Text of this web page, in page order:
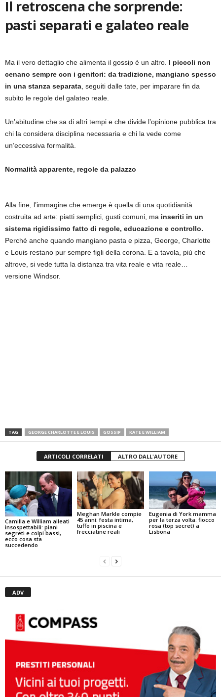
Il retroscena che sorprende:
pasti separati e galateo reale
Ma il vero dettaglio che alimenta il gossip è un altro. I piccoli non
cenano sempre con i genitori: da tradizione, mangiano spesso
in una stanza separata , seguiti dalle tate, per imparare fin da
subito le regole del galateo reale.
Un’abitudine che sa di altri tempi e che divide l’opinione pubblica tra
chi la considera disciplina necessaria e chi la vede come
un’eccessiva formalità.
Normalità apparente, regole da palazzo
Alla fine, l’immagine che emerge è quella di una quotidianità
costruita ad arte: piatti semplici, gusti comuni, ma inseriti in un
sistema rigidissimo fatto di regole, educazione e controllo.
Perché anche quando mangiano pasta e pizza, George, Charlotte
e Louis restano pur sempre figli della corona. E a tavola, più che
altrove, si vede tutta la distanza tra vita reale e vita reale…
versione Windsor.
TAG GEORGE CHARLOTTE E LOUIS GOSSIP KATE E WILLIAM
ARTICOLI CORRELATI ALTRO DALL'AUTORE
Camilla e William alleati
insospettabili: piani
segreti e colpi bassi,
ecco cosa sta
succedendo
Meghan Markle compie
45 anni: festa intima,
tuffo in piscina e
frecciatine reali
Eugenia di York mamma
per la terza volta: fiocco
rosa (top secret) a
Lisbona
ADV